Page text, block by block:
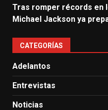
Tras romper récords en
Michael Jackson ya
CATEGORÍAS
Adelantos
Entrevistas
Noticias